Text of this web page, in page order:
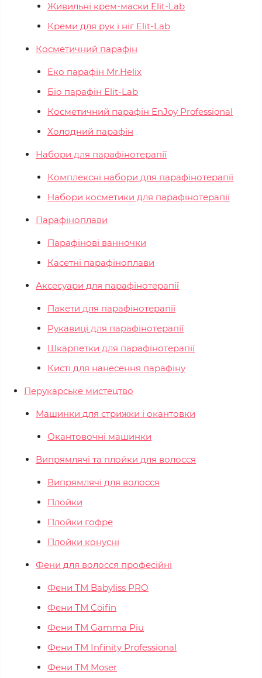
Живильні крем-маски Elit-Lab
Креми для рук і ніг Elit-Lab
Косметичний парафін
Еко парафін Mr.Helix
Біо парафін Elit-Lab
Косметичний парафін EnJoy Professional
Холодний парафін
Набори для парафінотерапії
Комплексні набори для парафінотерапії
Набори косметики для парафінотерапії
Парафіноплави
Парафінові ванночки
Касетні парафіноплави
Аксесуари для парафінотерапії
Пакети для парафінотерапії
Рукавиці для парафінотерапії
Шкарпетки для парафінотерапії
Кисті для нанесення парафіну
Перукарське мистецтво
Машинки для стрижки і окантовки
Окантовочні машинки
Випрямлячі та плойки для волосся
Випрямлячі для волосся
Плойки
Плойки гофре
Плойки конусні
Фени для волосся професійні
Фени ТМ Babyliss PRO
Фени ТМ Coifin
Фени ТМ Gamma Piu
Фени ТМ Infinity Professional
Фени ТМ Moser